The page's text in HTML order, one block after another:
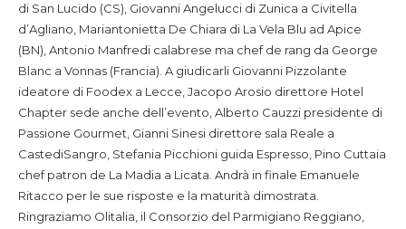
di San Lucido (CS), Giovanni Angelucci di Zunica a Civitella
d’Agliano, Mariantonietta De Chiara di La Vela Blu ad Apice
(BN), Antonio Manfredi calabrese ma chef de rang da George
Blanc a Vonnas (Francia). A giudicarli Giovanni Pizzolante
ideatore di Foodex a Lecce, Jacopo Arosio direttore Hotel
Chapter sede anche dell’evento, Alberto Cauzzi presidente di
Passione Gourmet, Gianni Sinesi direttore sala Reale a
CastediSangro, Stefania Picchioni guida Espresso, Pino Cuttaia
chef patron de La Madia a Licata. Andrà in finale Emanuele
Ritacco per le sue risposte e la maturità dimostrata.
Ringraziamo Olitalia, il Consorzio del Parmigiano Reggiano,